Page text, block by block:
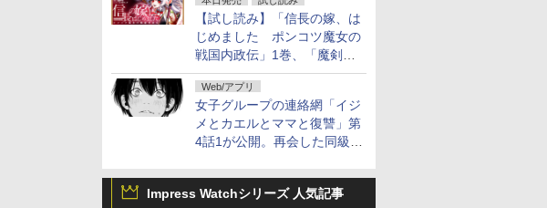
【試し読み】「信長の嫁、は
じめました ポンコツ魔女の
戦国内政伝」1巻、「魔剣の
花嫁 -ヴァルキュリア-」1巻
本日発売
Web/アプリ
女子グループの連絡網「イジ
メとカエルとママと復讐」第
4話1が公開。再会した同級生
Impress Watchシリーズ 人気記事